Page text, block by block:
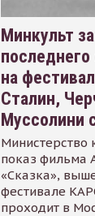
Минкульт
на
Сталин,
Муссолини
Министерство
показ фильма
«Сказка»,
фестивале
проходит в